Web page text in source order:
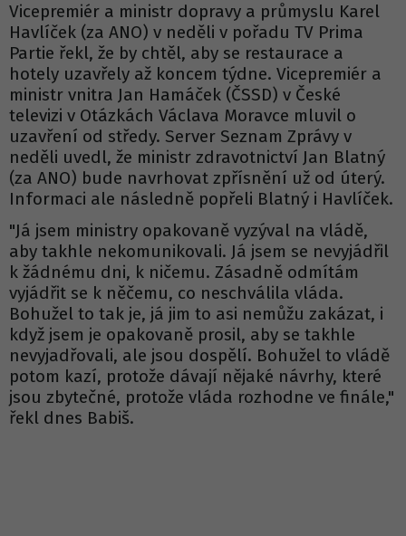
Vicepremiér a ministr dopravy a průmyslu Karel
Havlíček (za ANO) v neděli v pořadu TV Prima
Partie řekl, že by chtěl, aby se restaurace a
hotely uzavřely až koncem týdne. Vicepremiér a
ministr vnitra Jan Hamáček (ČSSD) v České
televizi v Otázkách Václava Moravce mluvil o
uzavření od středy. Server Seznam Zprávy v
neděli uvedl, že ministr zdravotnictví Jan Blatný
(za ANO) bude navrhovat zpřísnění už od úterý.
Informaci ale následně popřeli Blatný i Havlíček.
"Já jsem ministry opakovaně vyzýval na vládě,
aby takhle nekomunikovali. Já jsem se nevyjádřil
k žádnému dni, k ničemu. Zásadně odmítám
vyjádřit se k něčemu, co neschválila vláda.
Bohužel to tak je, já jim to asi nemůžu zakázat, i
když jsem je opakovaně prosil, aby se takhle
nevyjadřovali, ale jsou dospělí. Bohužel to vládě
potom kazí, protože dávají nějaké návrhy, které
jsou zbytečné, protože vláda rozhodne ve finále,"
řekl dnes Babiš.